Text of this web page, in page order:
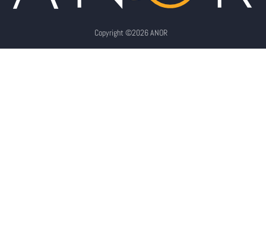
Copyright ©2026 ANOR